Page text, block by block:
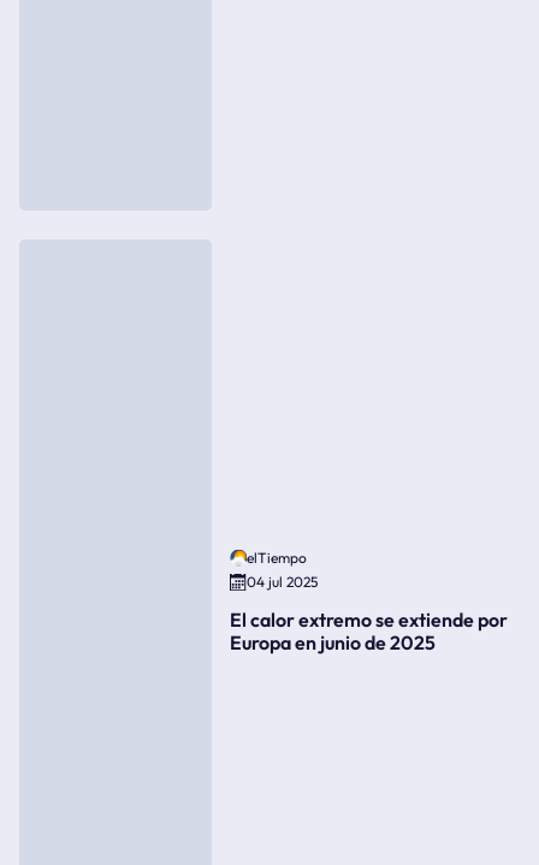
elTiempo
04 jul 2025
El calor extremo se extiende por
Europa en junio de 2025